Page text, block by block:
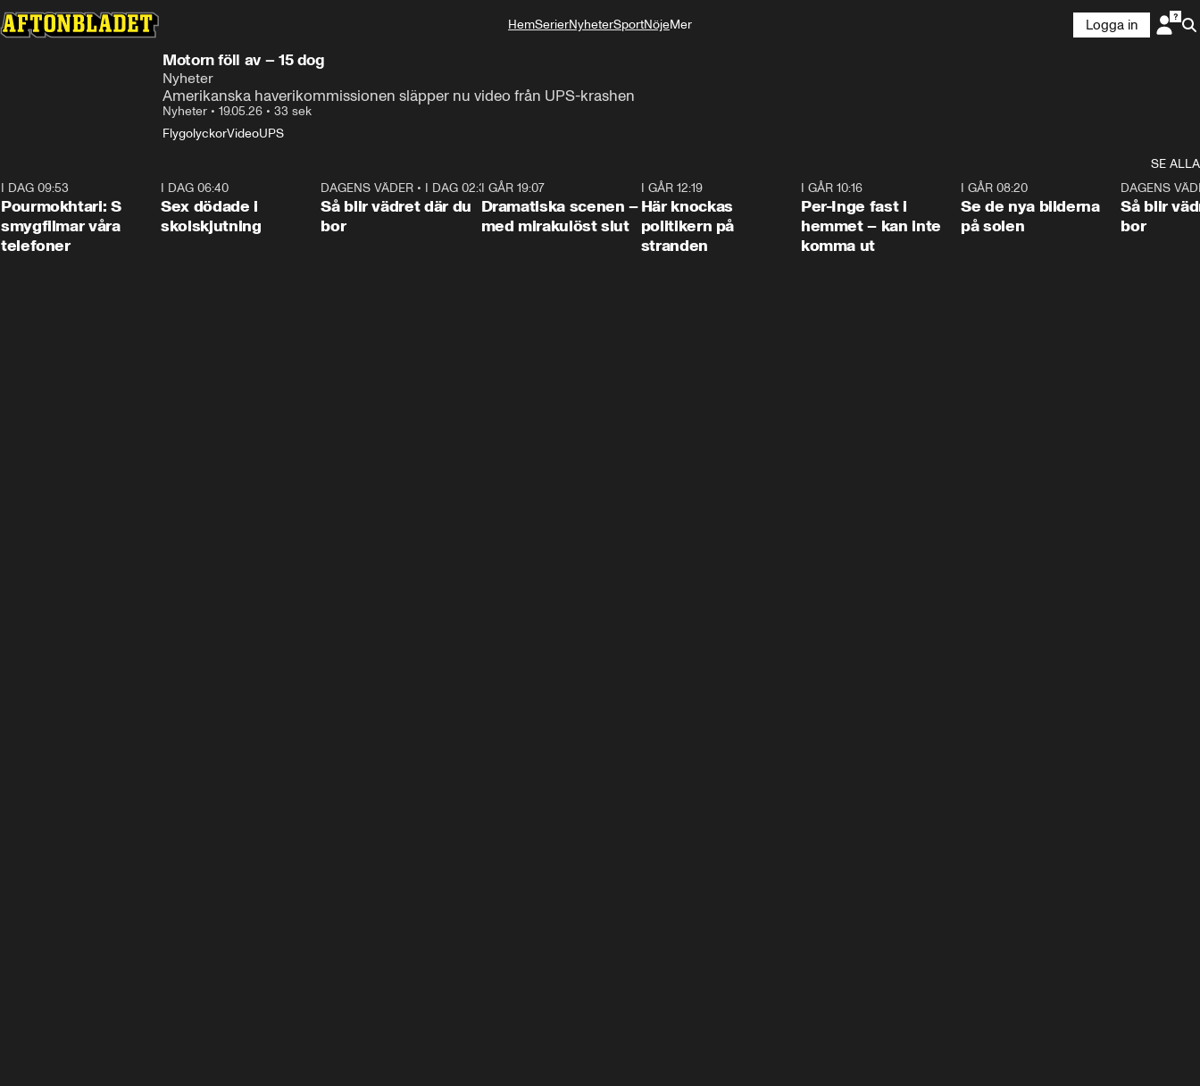
HemSerierNyheterSportNöjeMer
Logga in
Motorn föll av – 15 dog
Nyheter
Amerikanska haverikommissionen släpper nu video från UPS-krashen
Nyheter • 19.05.26 • 33 sek
FlygolyckorVideoUPS
SE ALLA
I DAG 09:53
Pourmokhtari: S
smygfilmar våra
telefoner
I DAG 06:40
Sex dödade i
skolskjutning
1:06
DAGENS VÄDER • I DAG 02:30
Så blir vädret där du
bor
I GÅR 19:07
Dramatiska scenen –
med mirakulöst slut
I GÅR 12:19
Här knockas
politikern på
stranden
I GÅR 10:16
Per-Inge fast i
hemmet – kan inte
komma ut
I GÅR 08:20
Se de nya bilderna
på solen
DAGENS
Så blir
bor